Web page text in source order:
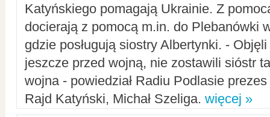
Katyńskiego pomagają Ukrainie. Z
docierają z pomocą m.in. do Plebanówki
gdzie posługują siostry Albertynki. -
jeszcze przed wojną, nie zostawili sióstr
wojna - powiedział Radiu Podlasie
Rajd Katyński, Michał Szeliga. więcej »